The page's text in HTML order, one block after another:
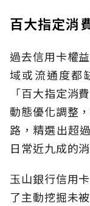
百大指定消
過去信用卡權
域或流通度都
「百大指定消
動態優化調整
路，精選出超
日常近九成的
玉山銀行信用
了主動挖掘未